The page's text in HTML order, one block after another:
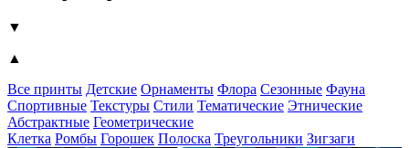
▼
▲
Все принты Детские Орнаменты Флора Сезонные Фауна
Спортивные Текстуры Стили Тематические Этнические
Абстрактные Геометрические
Клетка Ромбы Горошек Полоска Треугольники Зигзаги